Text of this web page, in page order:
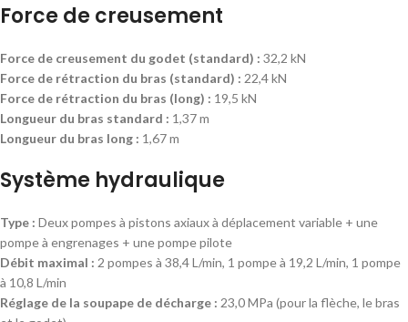
Force de creusement
Force de creusement du godet (standard) : 32,2 kN
Force de rétraction du bras (standard) : 22,4 kN
Force de rétraction du bras (long) : 19,5 kN
Longueur du bras standard : 1,37 m
Longueur du bras long : 1,67 m
Système hydraulique
Type : Deux pompes à pistons axiaux à déplacement variable + une
pompe à engrenages + une pompe pilote
Débit maximal : 2 pompes à 38,4 L/min, 1 pompe à 19,2 L/min, 1 pompe
à 10,8 L/min
Réglage de la soupape de décharge : 23,0 MPa (pour la flèche, le bras